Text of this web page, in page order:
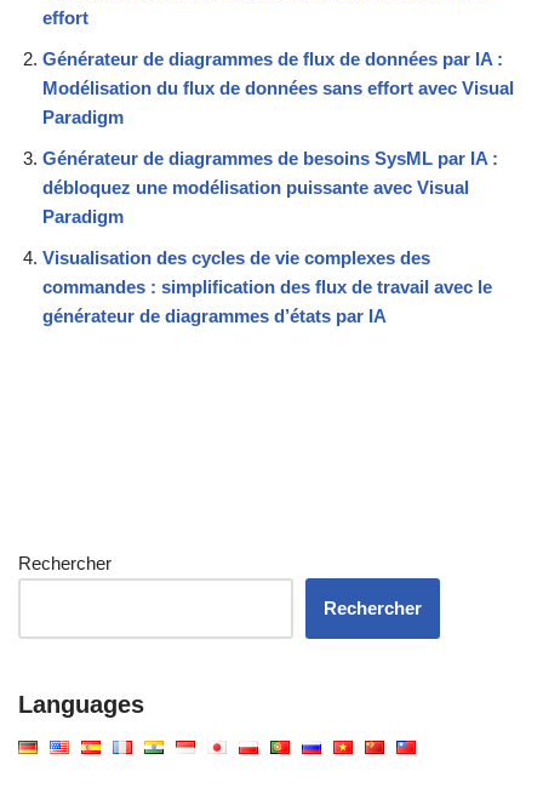
effort
Générateur de diagrammes de flux de données par IA :
Modélisation du flux de données sans effort avec Visual
Paradigm
Générateur de diagrammes de besoins SysML par IA :
débloquez une modélisation puissante avec Visual
Paradigm
Visualisation des cycles de vie complexes des
commandes : simplification des flux de travail avec le
générateur de diagrammes d’états par IA
Rechercher
Rechercher
Languages